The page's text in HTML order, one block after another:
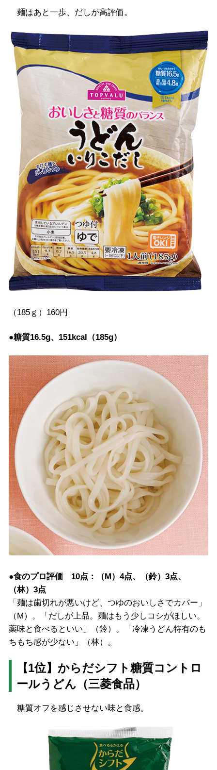
麺はあと一歩、だしが高評価。
（185ｇ）160円
●糖質16.5g、151kcal（185g）
●食のプロ評価 10点：（M）4点、（鈴）3点、
（林）3点
「麺は歯切れが悪いけど、つゆのおいしさでカバー」
（M）。「だしが上品。麺はもう少しコシがほしい。
薬味と食べるといい」（鈴）。「冷凍うどん特有のも
ちもち感が少ない」（林）。
【1位】からだシフト糖質コントロ
ールうどん（三菱食品）
糖質オフを感じさせない味と食感。